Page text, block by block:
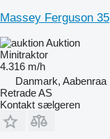
Massey Ferguson 35
Auktion
Minitraktor
4.316 m/h
Danmark, Aabenraa
Retrade AS
Kontakt sælgeren